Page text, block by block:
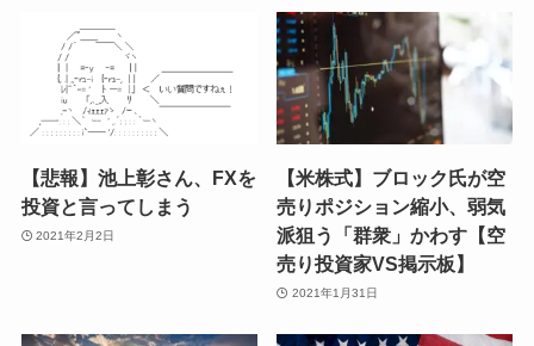
【悲報】池上彰さん、FXを
投資と言ってしまう
2021年2月2日
【米株式】ブロック氏が空
売りポジション縮小、弱気
派狙う「群衆」かわす【空
売り投資家VS掲示板】
2021年1月31日